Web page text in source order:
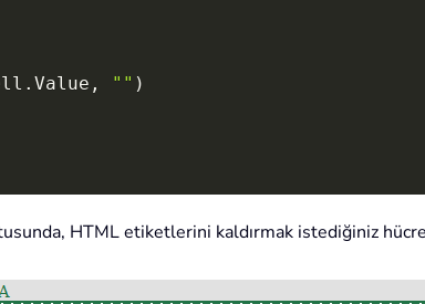
. Value , "" )
HTML etiketlerini kaldırmak istediğiniz